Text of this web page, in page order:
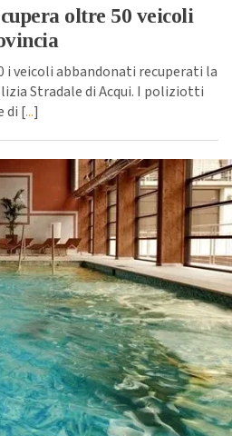
oltre 50 veicoli
i veicoli abbandonati recuperati la
Stradale di Acqui. I poliziotti
di [...]